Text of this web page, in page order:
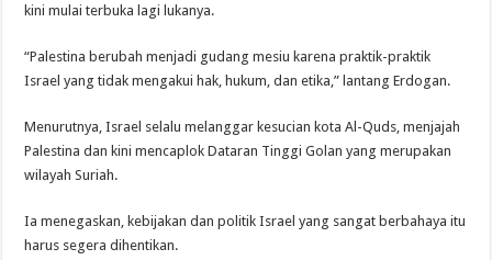
kini mulai terbuka lagi lukanya.
“Palestina berubah menjadi gudang mesiu karena praktik-praktik
Israel yang tidak mengakui hak, hukum, dan etika,” lantang Erdogan.
Menurutnya, Israel selalu melanggar kesucian kota Al-Quds, menjajah
Palestina dan kini mencaplok Dataran Tinggi Golan yang merupakan
wilayah Suriah.
Ia menegaskan, kebijakan dan politik Israel yang sangat berbahaya itu
harus segera dihentikan.